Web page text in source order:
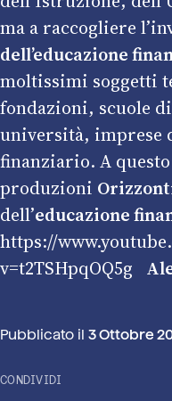
ma a raccogliere
dell’educazione
moltissimi soggetti
fondazioni, scuole
università, imprese
finanziario. A
produzioni
dell’educazione
https://
v=t2TSHpqOQ5g
Pubblicato il 3 Ottobre
CONDIVIDI